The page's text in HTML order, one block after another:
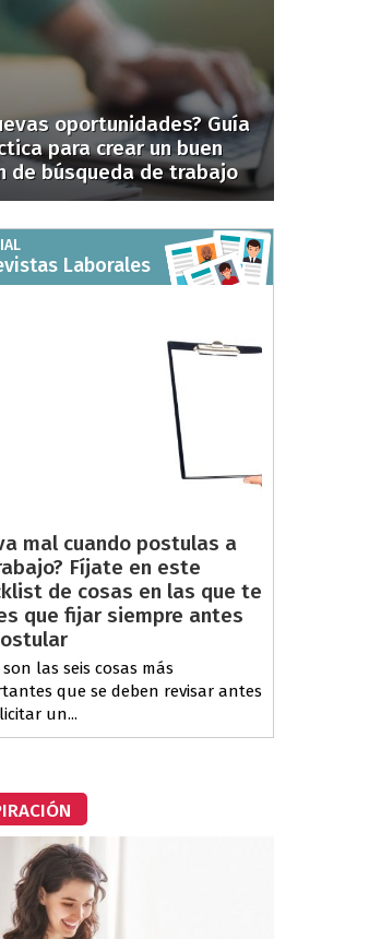
oportunidades? Guía
para crear un buen
de búsqueda de trabajo
Laborales
mal cuando postulas a
Fíjate en este
de cosas en las que te
que fijar siempre antes
son las seis cosas más
que se deben revisar antes
un...